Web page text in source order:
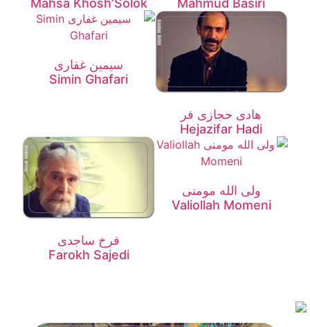
Mahmud Basiri
Mahsa Khosh’Solok
هادی حجازی فر
Hejazifar Hadi
سیمین غفاری
Simin Ghafari
ولی الله مومنی
Valiollah Momeni
فرخ ساجدی
Farokh Sajedi